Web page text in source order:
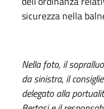
sicurezza nella
Nella foto, il
da sinistra, il
delegato alla